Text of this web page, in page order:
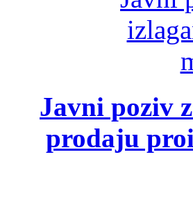
Javni poziv
prodaju